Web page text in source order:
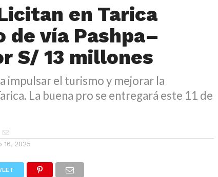
en Tarica
de vía Pashpa–
S/ 13 millones
impulsar el turismo y mejorar la
La buena pro se entregará este 11 de
16, 2025